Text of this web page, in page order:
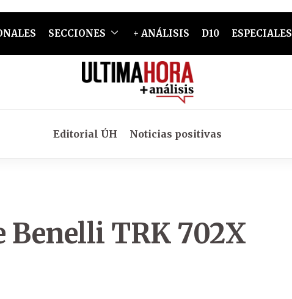
SECCIONES + ANÁLISIS D10 ESPECIALES
Editorial ÚH Noticias positivas
Benelli TRK 702X